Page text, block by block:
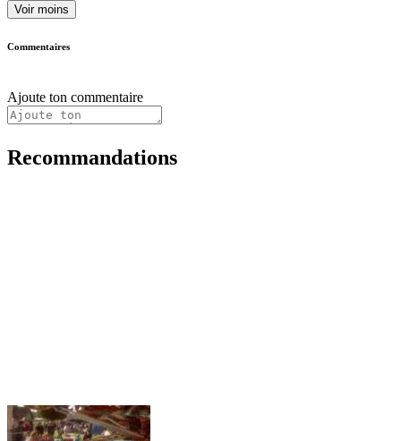
Voir moins
Commentaires
Ajoute ton commentaire
Recommandations